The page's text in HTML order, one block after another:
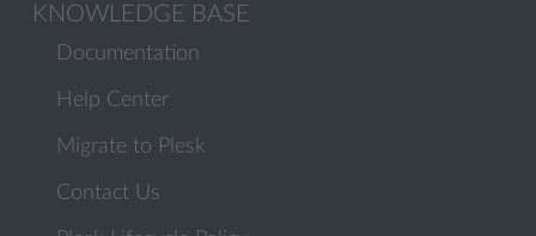
KNOWLEDGE BASE
Documentation
Help Center
Migrate to Plesk
Contact Us